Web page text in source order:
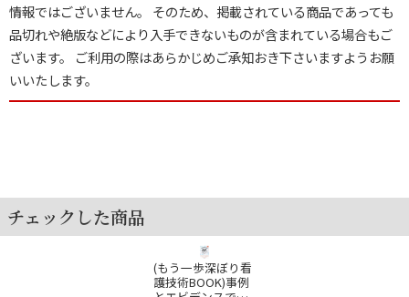
情報ではございません。 そのため、掲載されている商品であっても
品切れや絶版などにより入手できないものが含まれている場合もご
ざいます。 ご利用の際はあらかじめご承知おき下さいますようお願
いいたします。
チェックした商品
(もう一歩深ぼり看
護技術BOOK)事例